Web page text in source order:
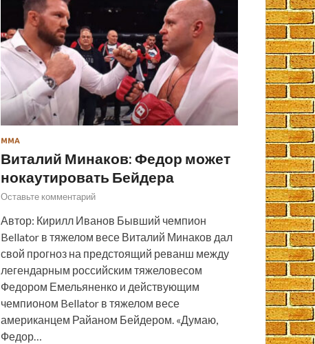
ММА
Виталий Минаков: Федор может
нокаутировать Бейдера
Оставьте комментарий
Автор: Кирилл Иванов Бывший чемпион
Bellator в тяжелом весе Виталий Минаков дал
свой прогноз на предстоящий реванш между
легендарным российским тяжеловесом
Федором Емельяненко и действующим
чемпионом Bellator в тяжелом весе
американцем Райаном Бейдером. «Думаю,
Федор…